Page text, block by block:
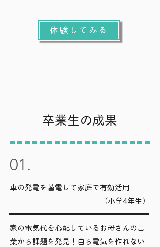
体験してみる
​卒業生の成果
01.
車の発電を蓄電して家庭で有効活用
（小学4年生）
家の電気代を心配しているお母さんの言
葉から課題を発見！自ら電気を作れない